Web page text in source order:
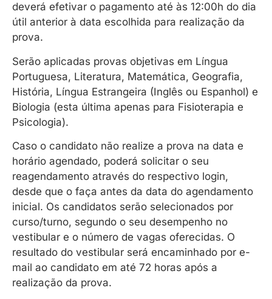
deverá efetivar o pagamento até às 12:00h do dia
útil anterior à data escolhida para realização da
prova.
Serão aplicadas provas objetivas em Língua
Portuguesa, Literatura, Matemática, Geografia,
História, Língua Estrangeira (Inglês ou Espanhol) e
Biologia (esta última apenas para Fisioterapia e
Psicologia).
Caso o candidato não realize a prova na data e
horário agendado, poderá solicitar o seu
reagendamento através do respectivo login,
desde que o faça antes da data do agendamento
inicial. Os candidatos serão selecionados por
curso/turno, segundo o seu desempenho no
vestibular e o número de vagas oferecidas. O
resultado do vestibular será encaminhado por e-
mail ao candidato em até 72 horas após a
realização da prova.